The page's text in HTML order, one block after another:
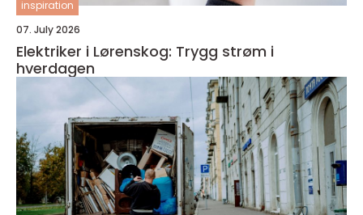
inspiration
07. July 2026
Elektriker i Lørenskog: Trygg strøm i
hverdagen